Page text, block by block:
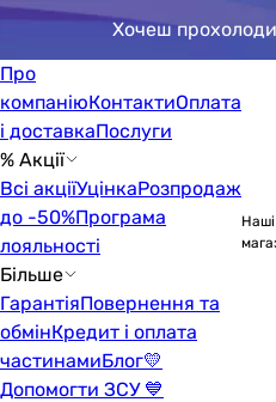
Хочеш
Про
компаніюКонтактиОплата
і доставкаПослуги
% Акції
Всі акціїУцінкаРозпродаж
до -50%Програма
лояльності
Більше
ГарантіяПовернення та
обмінКредит і оплата
частинамиБлог💛
Допомогти ЗСУ 💙
Наші